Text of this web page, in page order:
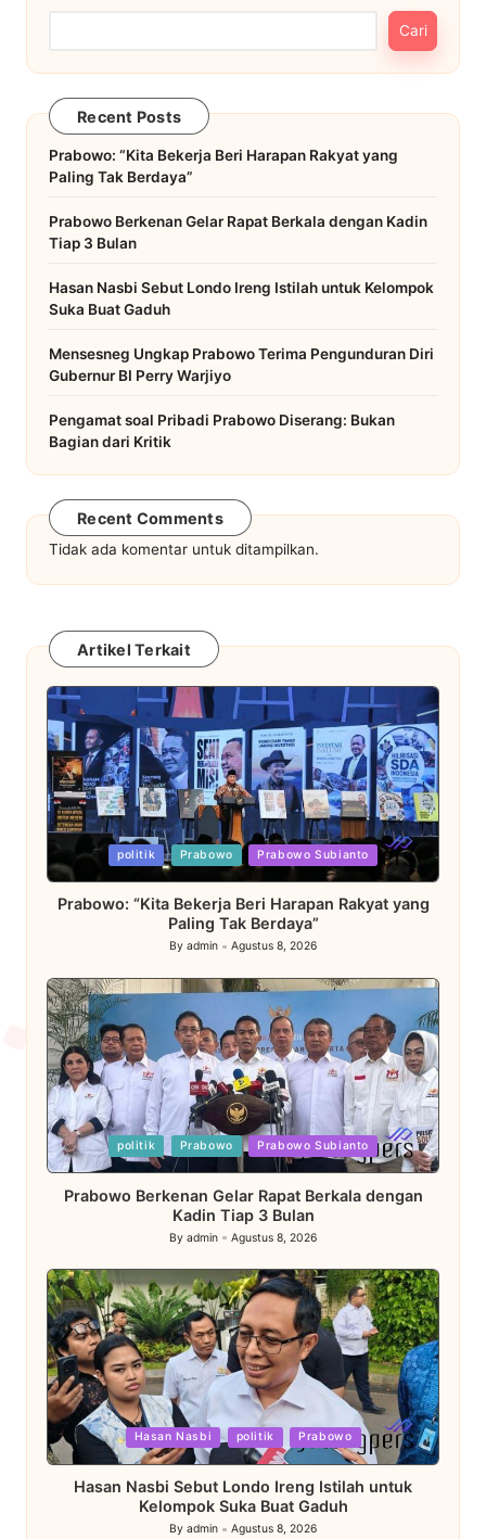
Cari
Recent Posts
Prabowo: “Kita Bekerja Beri Harapan Rakyat yang
Paling Tak Berdaya”
Prabowo Berkenan Gelar Rapat Berkala dengan Kadin
Tiap 3 Bulan
Hasan Nasbi Sebut Londo Ireng Istilah untuk Kelompok
Suka Buat Gaduh
Mensesneg Ungkap Prabowo Terima Pengunduran Diri
Gubernur BI Perry Warjiyo
Pengamat soal Pribadi Prabowo Diserang: Bukan
Bagian dari Kritik
Recent Comments
Tidak ada komentar untuk ditampilkan.
Artikel Terkait
Posted
in
politik Prabowo Prabowo Subianto
Prabowo: “Kita Bekerja Beri Harapan Rakyat yang
Paling Tak Berdaya”
Posted
By admin Agustus 8, 2026
Posted
in
politik Prabowo Prabowo Subianto
Prabowo Berkenan Gelar Rapat Berkala dengan
Kadin Tiap 3 Bulan
Posted
by
By admin Agustus 8, 2026
Posted
in
Hasan Nasbi politik Prabowo
Hasan Nasbi Sebut Londo Ireng Istilah untuk
Kelompok Suka Buat Gaduh
By admin Agustus 8, 2026